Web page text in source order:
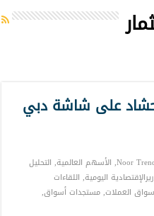
حشاد على شاشة دبي
, الأسهم العالمية, التحليل
اليومية, اللقاءات
العملات,مستجدات أسواق,